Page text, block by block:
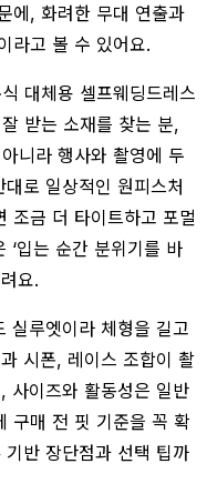
에, 화려한 무대 연출과
라고 볼 수 있어요.
대체용 셀프웨딩드레스
받는 소재를 찾는 분,
니라 행사와 촬영에 두
로 일상적인 원피스처
조금 더 타이트하고 포멀
‘입는 순간 분위기를 바
요.
실루엣이라 체형을 길고
시폰, 레이스 조합이 촬
사이즈와 활동성은 일반
구매 전 핏 기준을 꼭 확
반 장단점과 선택 팁까